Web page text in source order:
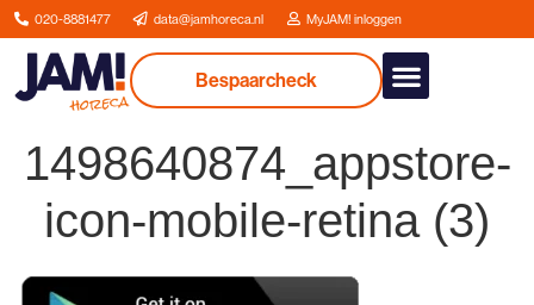
020-8881477 data@jamhoreca.nl MyJAM! inloggen
Bespaarcheck
1498640874_appstore-
icon-mobile-retina (3)